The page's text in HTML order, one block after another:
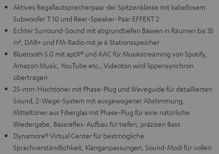
Aktives Regallautsprecherpaar der Spitzenklasse mit kabellosem
Subwoofer T 10 und Rear-Speaker-Paar EFFEKT 2
Echter Surround-Sound mit abgrundtiefen Bässen in Räumen bis 35
m², DAB+ und FM-Radio mit je 6 Stationsspeicher
Bluetooth 5.0 mit aptX® und AAC für Musikstreaming von Spotify,
Amazon Music, YouTube etc., Videoton wird lippensynchron
übertragen
25-mm-Hochtöner mit Phase-Plug und Waveguide für detaillierten
Sound, 2-Wege-System mit ausgewogener Abstimmung,
Mitteltöner aus Fiberglas mit Phase-Plug für eine natürliche
Wiedergabe, Bassreflex-Aufbau für tiefen, präzisen Bass
Dynamore® Virtual Center für bestmögliche
Sprachverständlichkeit, Klanganpassungen, Sound-Modi für vollen